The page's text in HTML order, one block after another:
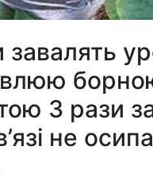
завалять
3 рази
не